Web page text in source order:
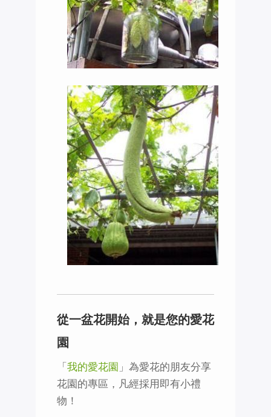
從一盆花開始，就是您的愛花
園
「我的愛花園 」為愛花的朋友分享
花園的專區，凡經採用即有小禮
物！